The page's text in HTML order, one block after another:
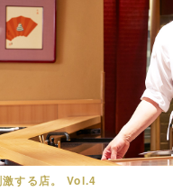
する店。 Vol.4